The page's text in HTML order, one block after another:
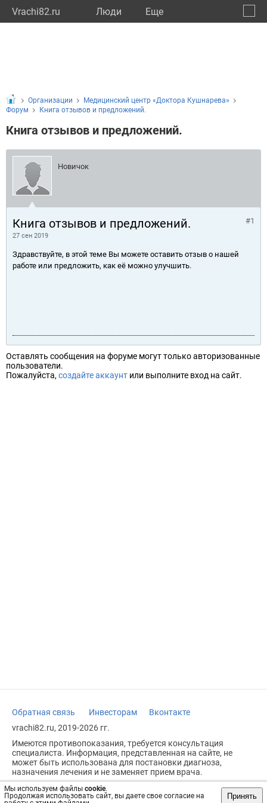
Vrachi82.ru Люди Eще
Мы используем файлы cookie.
Продолжая использовать сайт, вы даете свое согласие на
Принять
Организации
Медицинский центр «Доктора Кушнарева»
Форум
Книга отзывов и предложений.
Книга отзывов и предложений.
Новичок
Книга отзывов и предложений.
27 сен 2019
#1
Здравствуйте, в этой теме Вы можете оставить отзыв о нашей
работе или предложить, как её можно улучшить.
Оставлять сообщения на форуме могут только авторизованные
пользователи.
Пожалуйста, создайте аккаунт или выполните вход на сайт.
Обратная связь Инвесторам
Вконтакте
vrachi82.ru, 2019-2026 гг.
Имеются противопоказания, требуется консультация
специалиста. Информация, представленная на сайте, не
может быть использована для постановки диагноза,
назначения лечения и не заменяет прием врача.
Возрастное ограничение: 18+